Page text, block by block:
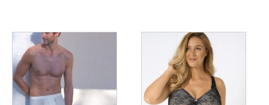
Este
producto
tiene
múltiples
variantes.
producto
múltiples
variantes.